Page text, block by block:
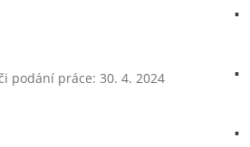
podání práce: 30. 4. 2024